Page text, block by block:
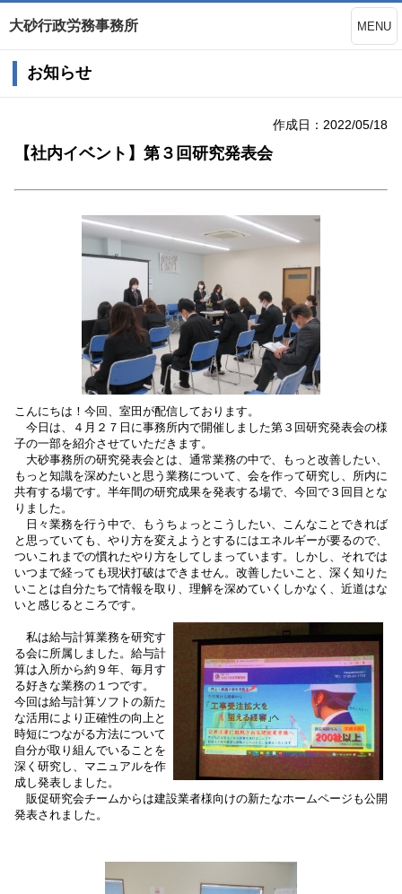
大砂行政労務事務所 MENU
お知らせ
作成日：2022/05/18
【社内イベント】第３回研究発表会
こんにちは！今回、室田が配信しております。
今日は、４月２７日に事務所内で開催しました第３回研究発表会の様
子の一部を紹介させていただきます。
大砂事務所の研究発表会とは、通常業務の中で、もっと改善したい、
もっと知識を深めたいと思う業務について、会を作って研究し、所内に
共有する場です。半年間の研究成果を発表する場で、今回で３回目とな
りました。
日々業務を行う中で、もうちょっとこうしたい、こんなことできれば
と思っていても、やり方を変えようとするにはエネルギーが要るので、
ついこれまでの慣れたやり方をしてしまっています。しかし、それでは
いつまで経っても現状打破はできません。改善したいこと、深く知りた
いことは自分たちで情報を取り、理解を深めていくしかなく、近道はな
いと感じるところです。
私は給与計算業務を研究す
る会に所属し ました。給与計
算は入所から約９年、毎月す
る好きな業務の１つです。
今回は給与計算ソフトの新た
な活用により正確性の向上と
時短につながる方法について
自分が取り組んでいることを
深く研究し、マニュアルを作
成し発表しました。
販促研究会チームからは建設業者様向けの新たなホームページも公開
発表されました。